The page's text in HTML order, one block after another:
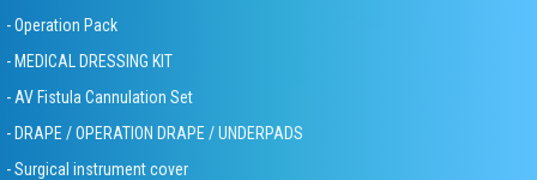
- Operation Pack
- MEDICAL DRESSING KIT
- AV Fistula Cannulation Set
- DRAPE / OPERATION DRAPE / UNDERPADS
- Surgical instrument cover